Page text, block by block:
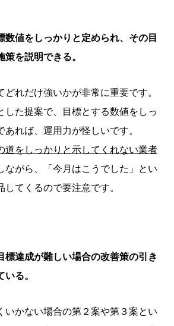
数値をしっかりと定められ、その目
を説明できる。
どれだけ強いかが非常に重要です。
した提案で、目標とする数値をしっ
れば、運用力が怪しいです。
道をしっかりと示してくれない業者
ながら、「今月はこうでした」とい
してくるので要注意です。
標達成が難しい場合の改善策の引き
る。
いかない場合の第２案や第３案とい